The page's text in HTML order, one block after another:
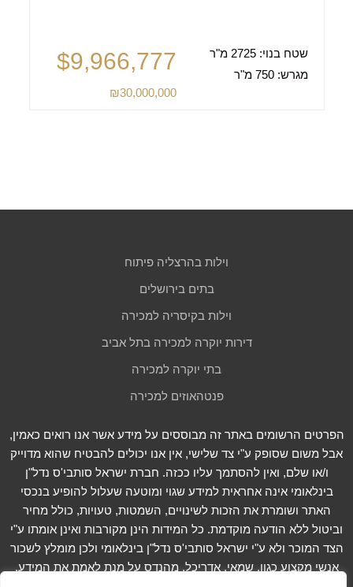
שטח בנוי:2725 מ"ר
מגרש:750 מ"ר
$9,966,777
₪30,000,000
וילות בהרצליה פיתוח
בתים בירושלים
וילות בקיסריה למכירה
דירות יוקרה למכירה בתל אביב
בתי יוקרה למכירה
פנטהאוזים למכירה
הפרטים הרשומים באתר זה מבוססים על מידע אשר אנו רואים כאמין,
אבל משום שסופק ע"י צד שלישי, אין אנו יכולים להבטיח שהוא מדוייק
ו/או שלם, ואין להסתמך עליו ככזה. חברת ישראל סותבי'ס נדל"ן
בינלאומי אינה אחראית למידע שגוי ומוטעה שעלול להופיע בנכסי
האתר ושומרת את הזכות לשינויים, השמטות, טעויות, כולל מחיר
וביטול ללא הודעה מוקדמת. כל המידות הינן מקורבות ואינן אומתו ע"י
הצד המוכר ולא ע"י ישראל סותבי'ס נדל"ן בינלאומי ולכן מומלץ לשכור
אנשי מקצוע כגון, שמאי, אדריכל, מהנדס על מנת לאמת את המידע.